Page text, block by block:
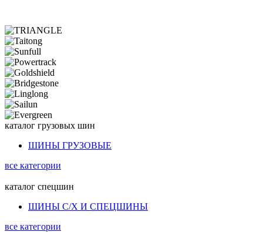
каталог грузовых шин
ШИНЫ ГРУЗОВЫЕ
все категории
каталог спецшин
ШИНЫ С/Х И СПЕЦШИНЫ
все категории